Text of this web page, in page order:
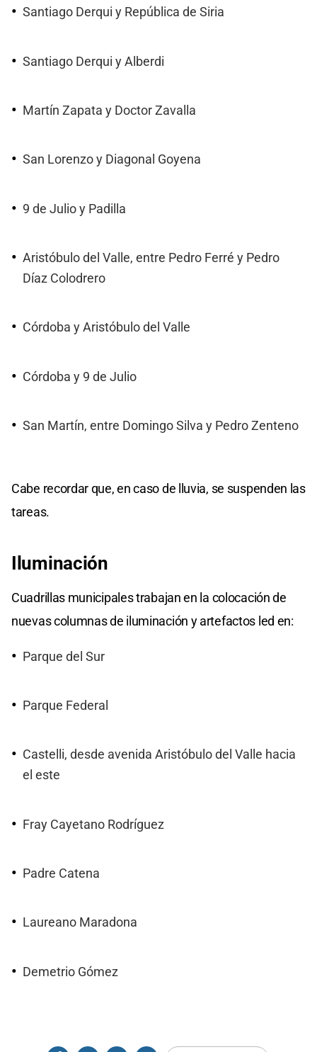
Santiago Derqui y República de Siria
Santiago Derqui y Alberdi
Martín Zapata y Doctor Zavalla
San Lorenzo y Diagonal Goyena
9 de Julio y Padilla
Aristóbulo del Valle, entre Pedro Ferré y Pedro
Díaz Colodrero
Córdoba y Aristóbulo del Valle
Córdoba y 9 de Julio
San Martín, entre Domingo Silva y Pedro Zenteno
Cabe recordar que, en caso de lluvia, se suspenden las
tareas.
Iluminación
Cuadrillas municipales trabajan en la colocación de
nuevas columnas de iluminación y artefactos led en:
Parque del Sur
Parque Federal
Castelli, desde avenida Aristóbulo del Valle hacia
el este
Fray Cayetano Rodríguez
Padre Catena
Laureano Maradona
Demetrio Gómez